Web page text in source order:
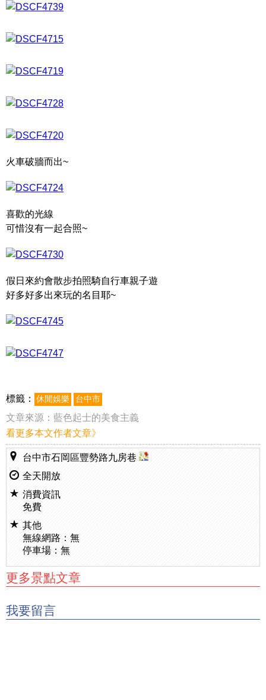
火車破牆而出~
喜歡的光線
可惜沒有一起合照~
假日來約會散步拍照騎自行車親子遊
好多好多出來玩的名目耶~
標籤： 休閒娛樂 台中市
文章來源： 藍色起士的美食主義
看更多本文作者文章》
台中市石岡區豐勢路九房巷
全天開放
消費資訊
免費
其他
無線網路：無
停車場：無
更多景點文章
我要留言